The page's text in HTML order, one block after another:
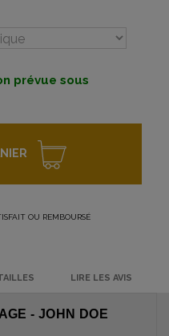
prévue sous
OU REMBOURSÉ
LIRE LES AVIS
- JOHN DOE